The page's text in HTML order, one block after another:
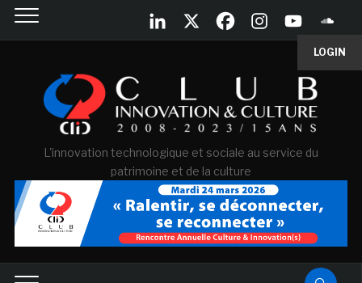
LOGIN
L'innovation technologique et sociale au service du
patrimoine et de la culture